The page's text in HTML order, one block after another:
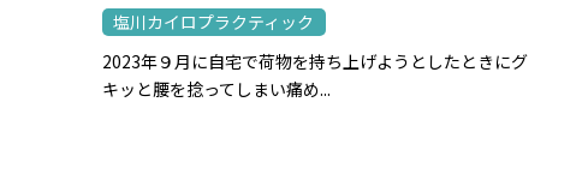
塩川カイロプラクティック
2023年９月に自宅で荷物を持ち上げようとしたときにグ
キッと腰を捻ってしまい痛め...